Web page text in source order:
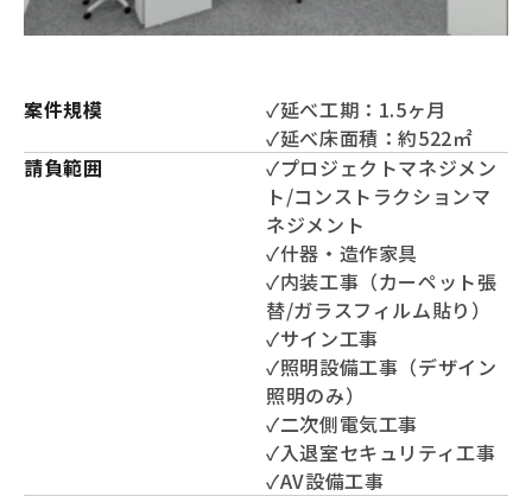
案件規模
✓延べ工期：1.5ヶ月
✓延べ床面積：約522㎡
請負範囲
✓プロジェクトマネジメン
ト/コンストラクションマ
ネジメント
✓什器・造作家具
✓内装工事（カーペット張
替/ガラスフィルム貼り）
✓サイン工事
✓照明設備工事（デザイン
照明のみ）
✓二次側電気工事
✓入退室セキュリティ工事
✓AV設備工事